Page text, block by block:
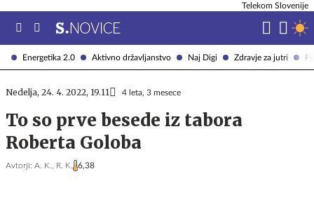
Energetika 2.0 Aktivno državljanstvo Naj Digi Zdravje za jutri
Telekom Slovenije
Nedelja, 24. 4. 2022, 19.11 4 leta, 3 mesece
To so prve besede iz tabora
Roberta Goloba
Avtorji: A. K., R. K. 6,38